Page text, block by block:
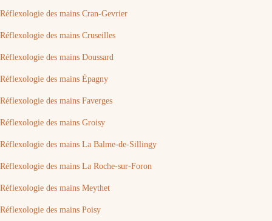
Réflexologie des mains Cran-Gevrier
Réflexologie des mains Cruseilles
Réflexologie des mains Doussard
Réflexologie des mains Épagny
Réflexologie des mains Faverges
Réflexologie des mains Groisy
Réflexologie des mains La Balme-de-Sillingy
Réflexologie des mains La Roche-sur-Foron
Réflexologie des mains Meythet
Réflexologie des mains Poisy